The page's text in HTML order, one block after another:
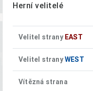
Herní velitelé
Velitel strany EAST
Velitel stranyWEST
Vítězná strana